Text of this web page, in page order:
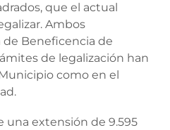
que el actual
Ambos
Beneficencia de
de legalización han
como en el
una extensión de 9.595